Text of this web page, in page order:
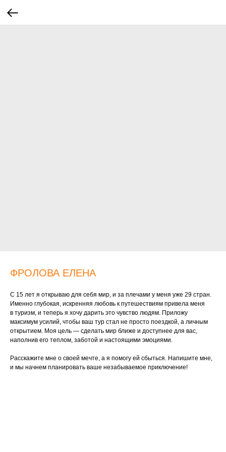
ФРОЛОВА ЕЛЕНА
С 15 лет я открываю для себя мир, и за плечами у меня уже 29 стран.
Именно глубокая, искренняя любовь к путешествиям привела меня
в туризм, и теперь я хочу дарить это чувство людям. Приложу
максимум усилий, чтобы ваш тур стал не просто поездкой, а личным
открытием. Моя цель — сделать мир ближе и доступнее для вас,
наполнив его теплом, заботой и настоящими эмоциями.
Расскажите мне о своей мечте, а я помогу ей сбыться. Напишите мне,
и мы начнем планировать ваше незабываемое приключение!